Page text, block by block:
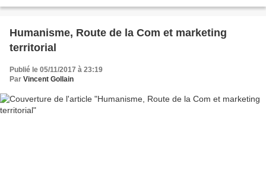
Humanisme, Route de la Com et marketing
territorial
Publié le 05/11/2017 à 23:19
Par Vincent Gollain